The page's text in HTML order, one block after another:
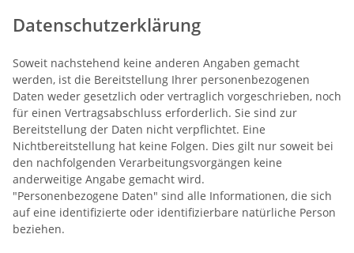
Datenschutzerklärung
Soweit nachstehend keine anderen Angaben gemacht
werden, ist die Bereitstellung Ihrer personenbezogenen
Daten weder gesetzlich oder vertraglich vorgeschrieben, noch
für einen Vertragsabschluss erforderlich. Sie sind zur
Bereitstellung der Daten nicht verpflichtet. Eine
Nichtbereitstellung hat keine Folgen. Dies gilt nur soweit bei
den nachfolgenden Verarbeitungsvorgängen keine
anderweitige Angabe gemacht wird.
"Personenbezogene Daten" sind alle Informationen, die sich
auf eine identifizierte oder identifizierbare natürliche Person
beziehen.